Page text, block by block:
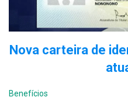
Nova carteira de
Benefícios